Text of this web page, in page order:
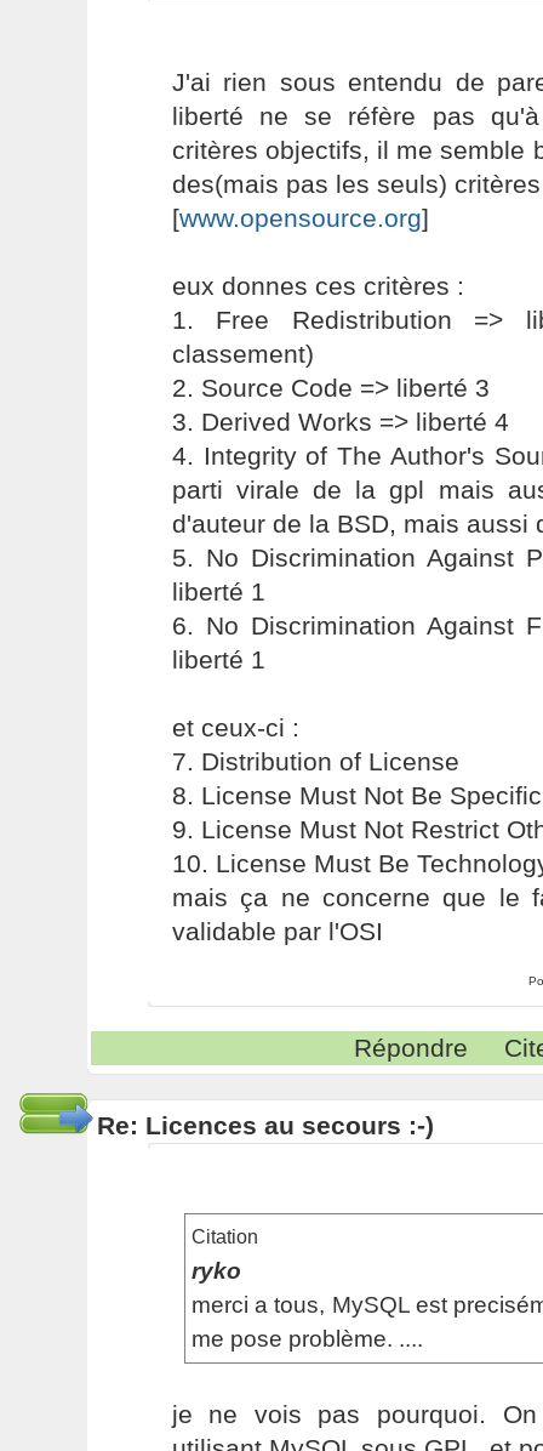
J'ai rien sous entendu de
liberté ne se réfère pas
critères objectifs, il me semble
des(mais pas les seuls)
[www.opensource.org]
eux donnes ces critères :
1. Free Redistribution =>
classement)
2. Source Code => liberté 3
3. Derived Works => liberté 4
4. Integrity of The Author's
parti virale de la gpl mais
d'auteur de la BSD, mais aussi
5. No Discrimination Against
liberté 1
6. No Discrimination Against
liberté 1
et ceux-ci :
7. Distribution of License
8. License Must Not Be
9. License Must Not Restrict
10. License Must Be
mais ça ne concerne que le
validable par l'OSI
Répondre
Re: Licences au secours :-)
Citation
ryko
merci a tous, MySQL est
me pose problème. ....
je ne vois pas pourquoi.